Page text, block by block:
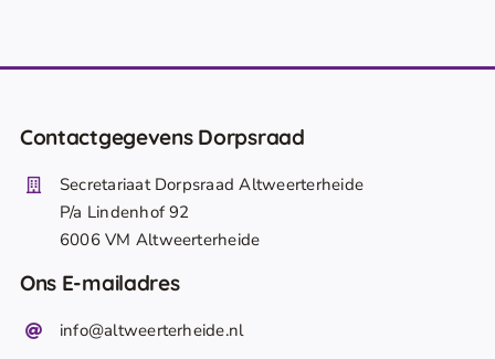
Contactgegevens Dorpsraad
Secretariaat Dorpsraad Altweerterheide
P/a Lindenhof 92
6006 VM Altweerterheide
Ons E-mailadres
info@altweerterheide.nl